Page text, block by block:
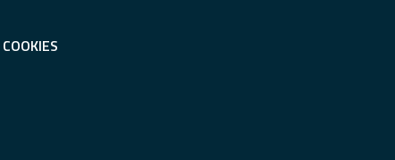
COOKIES